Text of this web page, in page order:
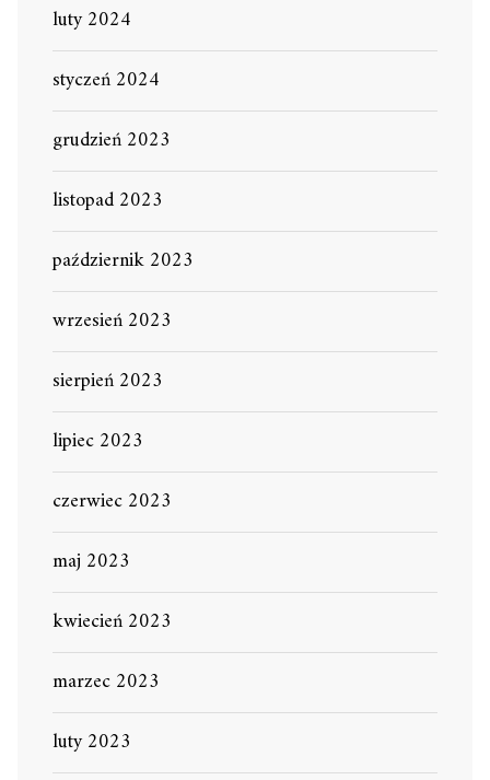
luty 2024
styczeń 2024
grudzień 2023
listopad 2023
październik 2023
wrzesień 2023
sierpień 2023
lipiec 2023
czerwiec 2023
maj 2023
kwiecień 2023
marzec 2023
luty 2023